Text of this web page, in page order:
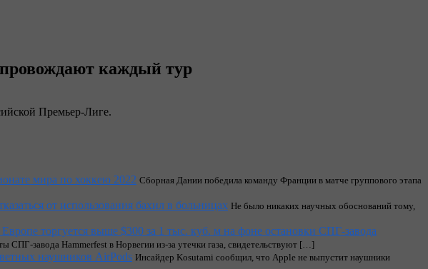
каждый тур
Премьер-Лиге.
мира по хоккею 2022 Сборная Дании победила команду Франции в матче группового этапа
от использования бахил в больницах Не было никаких научных обоснований тому,
Европе торгуется выше $300 за 1 тыс. куб. м на фоне остановки СПГ-завода
СПГ-завода Hammerfest в Норвегии из-за утечки газа, свидетельствуют […]
наушников AirPods Инсайдер Kosutami сообщил, что Apple не выпустит наушники